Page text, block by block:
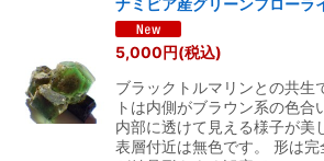
ナミビア産グリーンフローラ
5,000円(税込)
ブラックトルマリンとの共生
トは内側がブラウン系の色合
内部に透けて見える様子が美
表層付近は無色です。 形は